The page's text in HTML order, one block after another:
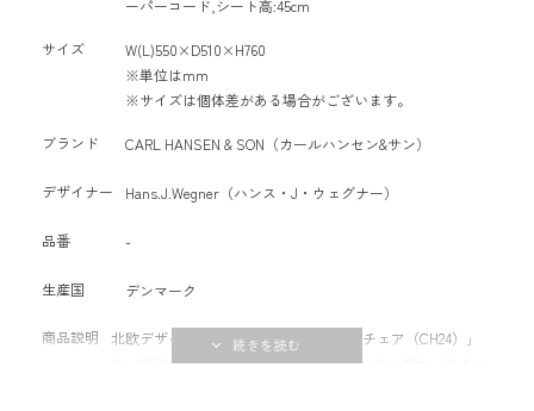
ーパーコード,シート高:45cm
サイズ
W(L)550×D510×H760
※単位はmm
※サイズは個体差がある場合がございます。
ブランド CARL HANSEN & SON（カールハンセン&サン）
デザイナー Hans.J.Wegner（ハンス・J・ウェグナー）
品番 -
生産国 デンマーク
商品説明
北欧デザインを象徴する名作チェア「Yチェア（CH24）」
は、1950年にデンマークの巨匠ハンス J. ウェグナーによっ